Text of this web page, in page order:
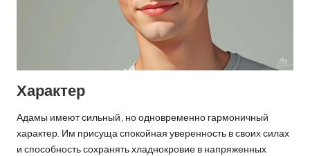
Характер
Адамы имеют сильный, но одновременно гармоничный
характер. Им присуща спокойная уверенность в своих силах
и способность сохранять хладнокровие в напряженных